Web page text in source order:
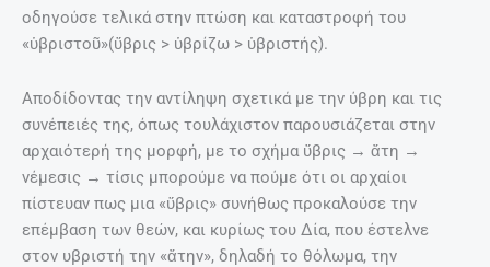
οδηγούσε τελικά στην πτώση και καταστροφή του
«ὑβριστοῦ»(ὕβρις > ὑβρίζω > ὑβριστής).
Αποδίδοντας την αντίληψη σχετικά με την ύβρη και τις
συνέπειές της, όπως τουλάχιστον παρουσιάζεται στην
αρχαιότερή της μορφή, με το σχήμα ὕβρις → ἄτη →
νέμεσις → τίσις μπορούμε να πούμε ότι οι αρχαίοι
πίστευαν πως μια «ὕβρις» συνήθως προκαλούσε την
επέμβαση των θεών, και κυρίως του Δία, που έστελνε
στον υβριστή την «ἄτην», δηλαδή το θόλωμα, την